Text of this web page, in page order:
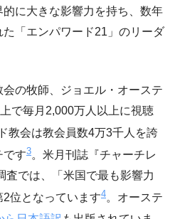
に大きな影響力を持ち、数年
「エンパワード21」のリーダ
の牧師、ジョエル・オーステ
で毎月2,000万人以上に視聴
教会は教会員数4万3千人を誇
です3。米月刊誌『チャーチレ
査では、「米国で最も影響力
位となっています4。オーステ